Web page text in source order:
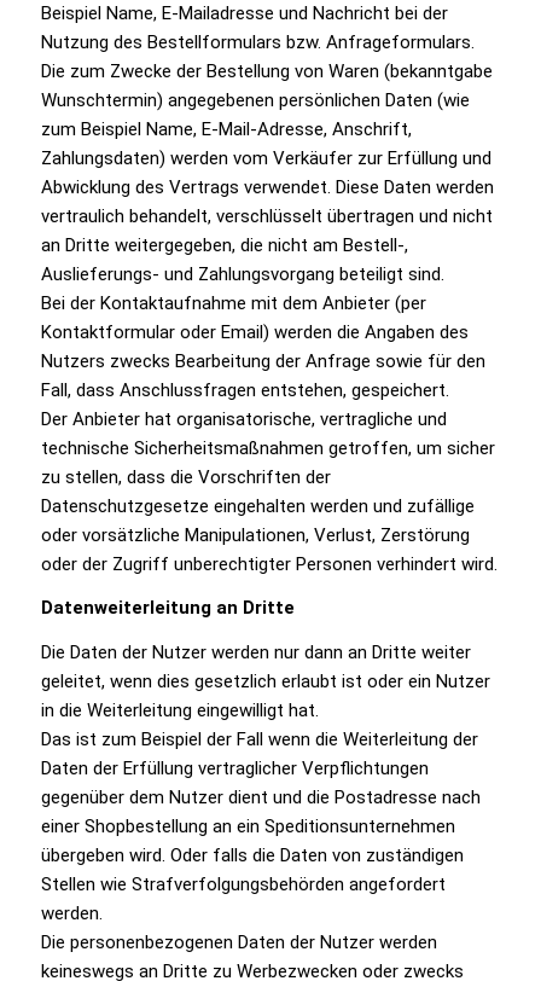
Beispiel Name, E-Mailadresse und Nachricht bei der
Nutzung des Bestellformulars bzw. Anfrageformulars.
Die zum Zwecke der Bestellung von Waren (bekanntgabe
Wunschtermin) angegebenen persönlichen Daten (wie
zum Beispiel Name, E-Mail-Adresse, Anschrift,
Zahlungsdaten) werden vom Verkäufer zur Erfüllung und
Abwicklung des Vertrags verwendet. Diese Daten werden
vertraulich behandelt, verschlüsselt übertragen und nicht
an Dritte weitergegeben, die nicht am Bestell-,
Auslieferungs- und Zahlungsvorgang beteiligt sind.
Bei der Kontaktaufnahme mit dem Anbieter (per
Kontaktformular oder Email) werden die Angaben des
Nutzers zwecks Bearbeitung der Anfrage sowie für den
Fall, dass Anschlussfragen entstehen, gespeichert.
Der Anbieter hat organisatorische, vertragliche und
technische Sicherheitsmaßnahmen getroffen, um sicher
zu stellen, dass die Vorschriften der
Datenschutzgesetze eingehalten werden und zufällige
oder vorsätzliche Manipulationen, Verlust, Zerstörung
oder der Zugriff unberechtigter Personen verhindert wird.
Datenweiterleitung an Dritte
Die Daten der Nutzer werden nur dann an Dritte weiter
geleitet, wenn dies gesetzlich erlaubt ist oder ein Nutzer
in die Weiterleitung eingewilligt hat.
Das ist zum Beispiel der Fall wenn die Weiterleitung der
Daten der Erfüllung vertraglicher Verpflichtungen
gegenüber dem Nutzer dient und die Postadresse nach
einer Shopbestellung an ein Speditionsunternehmen
übergeben wird. Oder falls die Daten von zuständigen
Stellen wie Strafverfolgungsbehörden angefordert
werden.
Die personenbezogenen Daten der Nutzer werden
keineswegs an Dritte zu Werbezwecken oder zwecks